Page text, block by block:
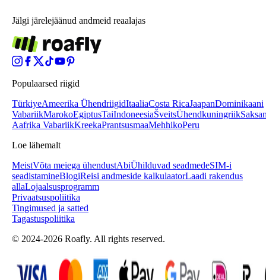
Jälgi järelejäänud andmeid reaalajas
Populaarsed riigid
TürkiyeAmeerika ÜhendriigidItaaliaCosta RicaJaapanDominikaani
VabariikMarokoEgiptusTaiIndoneesiaŠveitsÜhendkuningriik
Aafrika VabariikKreekaPrantsusmaaMehhikoPeru
Loe lähemalt
MeistVõta meiega ühendustAbiÜhilduvad seadmedeSIM-i
seadistamineBlogiReisi andmeside kalkulaatorLaadi rakendus
allaLojaalsusprogramm
Privaatsuspoliitika
Tingimused ja satted
Tagastuspoliitika
© 2024-2026 Roafly. All rights reserved.